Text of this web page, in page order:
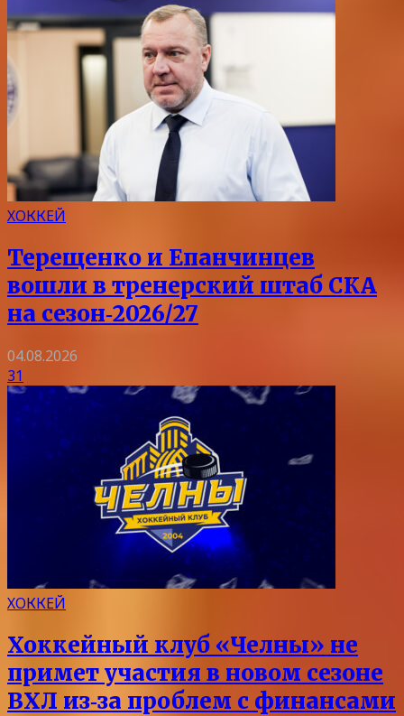
ХОККЕЙ
Терещенко и Епанчинцев
вошли в тренерский штаб СКА
на сезон‑2026/27
04.08.2026
31
ХОККЕЙ
Хоккейный клуб «Челны» не
примет участия в новом сезоне
ВХЛ из‑за проблем с финансами